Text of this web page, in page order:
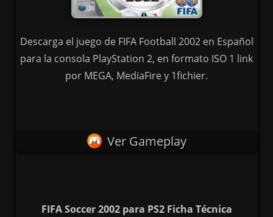
Descarga el juego de FIFA Football 2002 en Español
para la consola PlayStation 2, en formato ISO 1 link
por MEGA, MediaFire y 1fichier.
Ver Gameplay
FIFA Soccer 2002 para PS2 Ficha Técnica